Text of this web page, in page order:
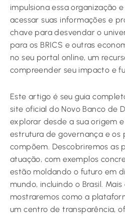
impulsiona essa organização
acessar suas informações e
chave para desvendar o
para os BRICS e outras
no seu portal online, um
compreender seu impacto e
Este artigo é seu guia
site oficial do Novo Banco de
explorar desde a sua origem
estrutura de governança e os
compõem. Descobriremos as
atuação, com exemplos
estão moldando o futuro em
mundo, incluindo o Brasil. Mais
mostraremos como a
um centro de transparência,